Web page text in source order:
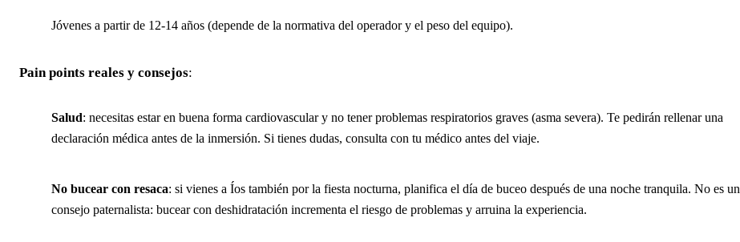
Jóvenes a partir de 12-14 años (depende de la normativa del operador y el peso del equipo).
Pain points reales y consejos:
Salud: necesitas estar en buena forma cardiovascular y no tener problemas respiratorios graves (asma severa). Te pedirán rellenar una
declaración médica antes de la inmersión. Si tienes dudas, consulta con tu médico antes del viaje.
No bucear con resaca: si vienes a Íos también por la fiesta nocturna, planifica el día de buceo después de una noche tranquila. No es un
consejo paternalista: bucear con deshidratación incrementa el riesgo de problemas y arruina la experiencia.